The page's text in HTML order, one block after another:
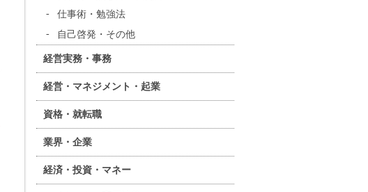
仕事術・勉強法
自己啓発・その他
経営実務・事務
経営・マネジメント・起業
資格・就転職
業界・企業
経済・投資・マネー